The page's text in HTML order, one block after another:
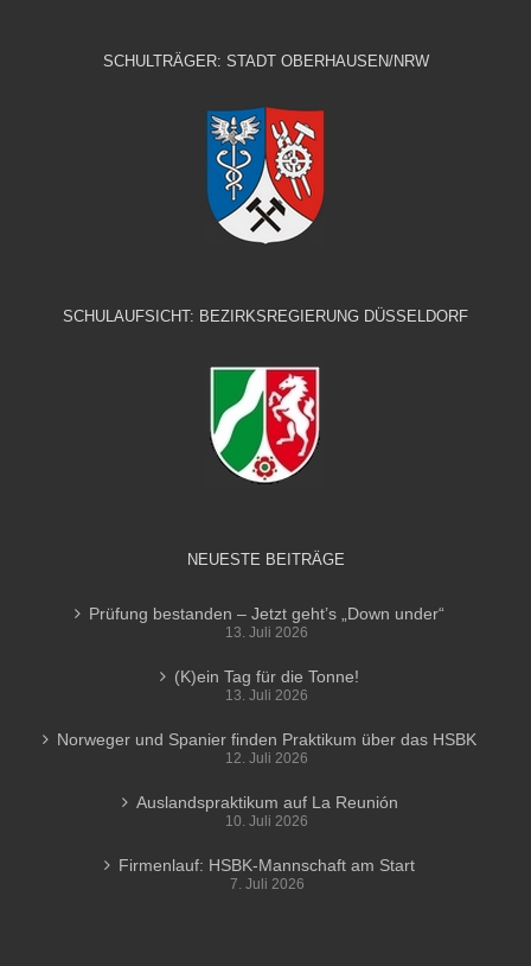
SCHULTRÄGER: STADT OBERHAUSEN/NRW
SCHULAUFSICHT: BEZIRKSREGIERUNG DÜSSELDORF
NEUESTE BEITRÄGE
Prüfung bestanden – Jetzt geht’s „Down under“
13. Juli 2026
(K)ein Tag für die Tonne!
13. Juli 2026
Norweger und Spanier finden Praktikum über das HSBK
12. Juli 2026
Auslandspraktikum auf La Reunión
10. Juli 2026
Firmenlauf: HSBK-Mannschaft am Start
7. Juli 2026